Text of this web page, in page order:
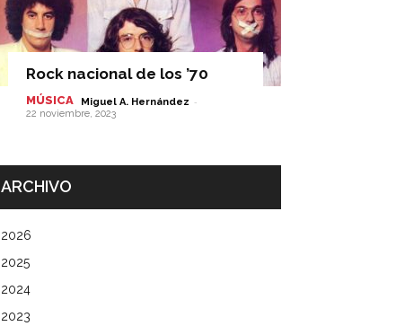
Rock nacional de los ’70
MÚSICA Miguel A. Hernández -
22 noviembre, 2023
ARCHIVO
2026
2025
2024
2023